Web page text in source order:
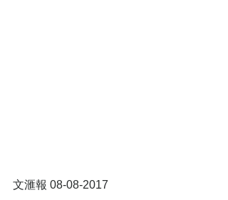
文滙報 08-08-2017